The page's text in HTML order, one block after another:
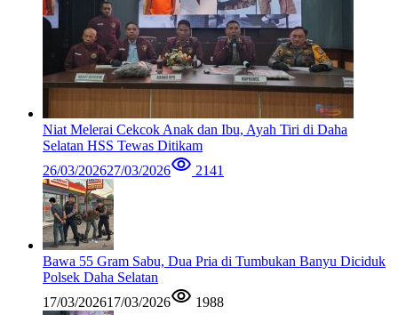
Niat Melerai Cekcok Anak dan Ibu, Ayah Tiri di Daha
Selatan HSS Tewas Ditikam
26/03/202627/03/2026 2141
Bawa 55 Gram Sabu, Dua Pria di Tumbukan Banyu Diciduk
Polsek Daha Selatan
17/03/202617/03/2026 1988